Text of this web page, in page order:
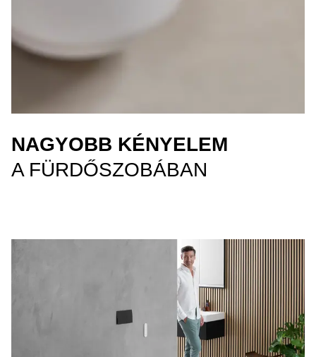
NAGYOBB KÉNYELEM
A FÜRDŐSZOBÁBAN